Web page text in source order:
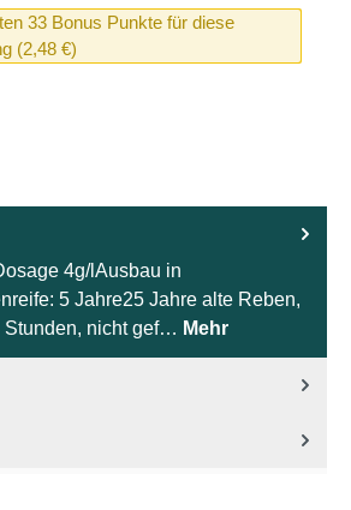
33 Bonus Punkte für diese
(2,48 €)
4g/lAusbau in
5 Jahre25 Jahre alte Reben,
Stunden, nicht gef… Mehr